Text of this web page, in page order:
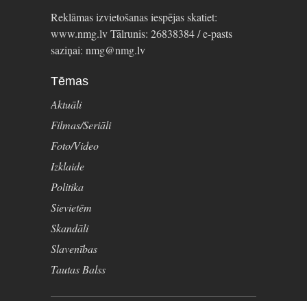
Reklāmas izvietošanas iespējas skatiet:
www.nmg.lv Tālrunis: 26838384 / e-pasts
saziņai: nmg@nmg.lv
Tēmas
Aktuāli
Filmas/Seriāli
Foto/Video
Izklaide
Politika
Sievietēm
Skandāli
Slavenības
Tautas Balss